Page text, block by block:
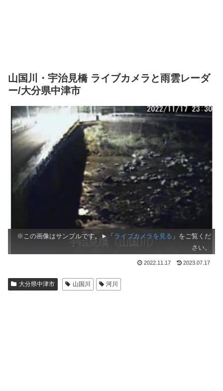
山国川・宇治見橋 ライブカメラと雨雲レーダ
ー/大分県中津市
※この画像はサンプルです。►「ライブカメラを見る 」をご覧くだ
さい。
2022.11.17 2023.07.17
大分県中津市 山国川 河川